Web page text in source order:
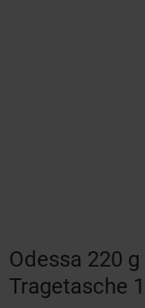
Odessa 220 g
Tragetasche